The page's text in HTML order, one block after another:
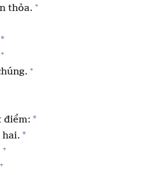
thỏa. +
*
+
+
điểm: *
hai. *
+
+